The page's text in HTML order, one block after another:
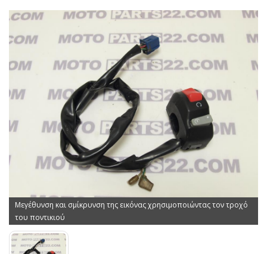
Μεγέθυνση και σμίκρυνση της εικόνας χρησιμοποιώντας τον τροχό
του ποντικιού